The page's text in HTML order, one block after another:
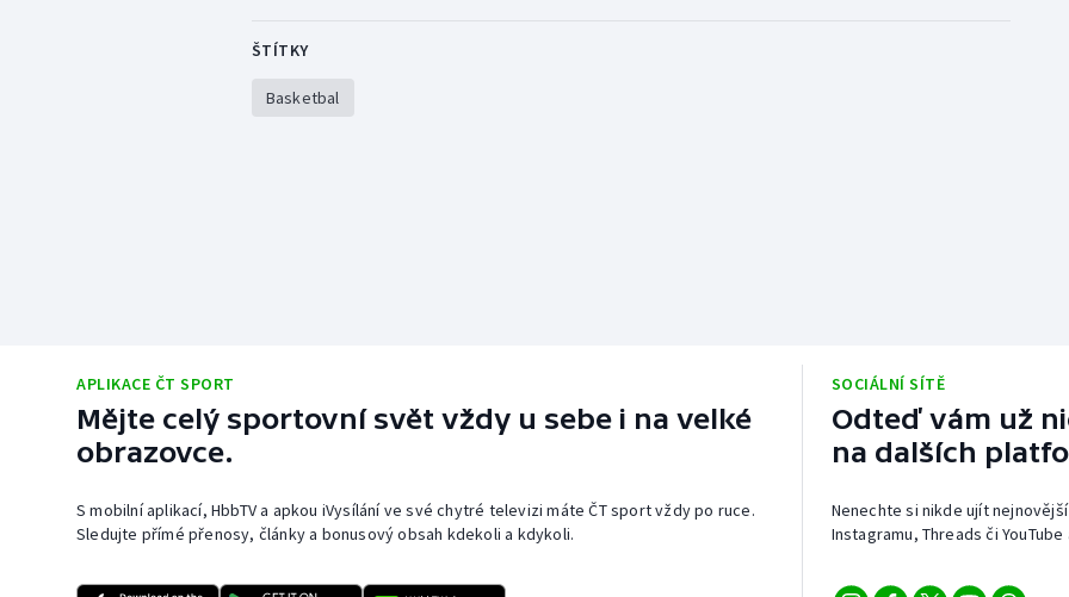
ŠTÍTKY
Basketbal
APLIKACE ČT SPORT
Mějte celý sportovní svět vždy u sebe i na velké
obrazovce.
S mobilní aplikací, HbbTV a apkou iVysílání ve své chytré televizi máte ČT sport vždy po ruce.
Sledujte přímé přenosy, články a bonusový obsah kdekoli a kdykoli.
SOCIÁLNÍ SÍTĚ
Odteď vám už
na dalších
Nenechte si nikde ujít
Instagramu, Threads či